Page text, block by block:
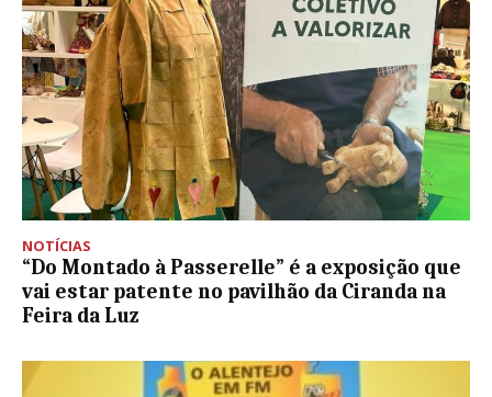
NOTÍCIAS
“Do Montado à Passerelle” é a exposição que
vai estar patente no pavilhão da Ciranda na
Feira da Luz